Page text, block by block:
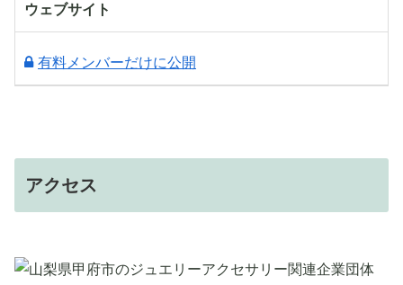
ウェブサイト
有料メンバーだけに公開
アクセス